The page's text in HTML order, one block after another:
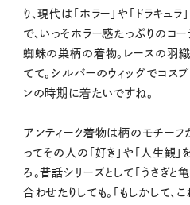
り、現代は「ホラー」や「ドラキュラ
で、いっそホラー感たっぷりのコ
蜘蛛の巣柄の着物。レースの羽
てて。シルバーのウィッグでコス
ンの時期に着たいですね。
アンティーク着物は柄のモチー
ってその人の「好き」や「人生観
ろ。昔話シリーズとして「うさぎと
合わせたりしても。「もしかして、